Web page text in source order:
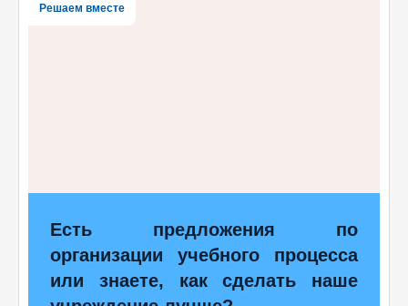
Решаем вместе
Есть предложения по
организации учебного процесса
или знаете, как сделать наше